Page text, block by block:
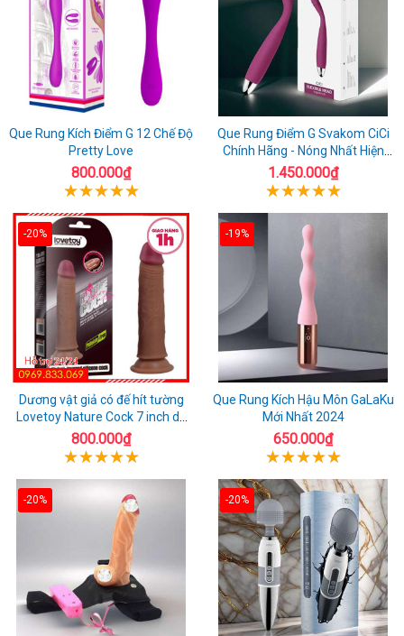
Que Rung Kích Điểm G 12 Chế Độ
Pretty Love
800.000₫
Que Rung Điểm G Svakom CiCi
Chính Hãng - Nóng Nhất Hiện
Nay
1.450.000₫
-20%
Dương vật giả có đế hít tường
Lovetoy Nature Cock 7 inch da
đen
800.000₫
-19%
Que Rung Kích Hậu Môn GaLaKu
Mới Nhất 2024
650.000₫
-20% -20%